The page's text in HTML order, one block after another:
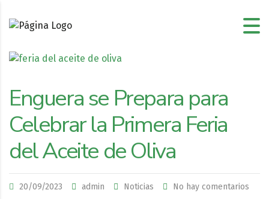
Enguera se Prepara para
Celebrar la Primera Feria
del Aceite de Oliva
20/09/2023 admin Noticias No hay comentarios